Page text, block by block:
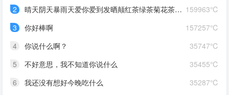
159963℃
2
晴天阴天暴雨天爱你爱到发晒颠红茶绿茶菊花茶爱你爱到蒙查查
157257℃
3
你好棒啊
35747℃
4
你说什么啊？
35455℃
5
不好意思，我不知道你说什么
35287℃
6
我还没有想好今晚吃什么